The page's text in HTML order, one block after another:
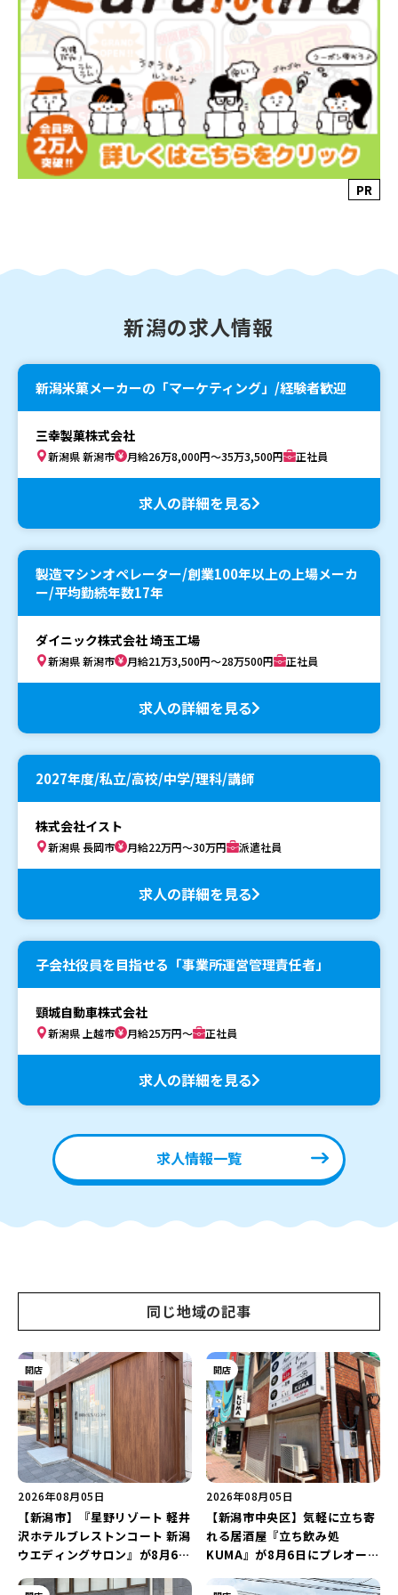
PR
新潟の求人情報
新潟米菓メーカーの「マーケティング」/経験者歓迎
三幸製菓株式会社
新潟県 新潟市 月給26万8,000円～35万3,500円 正社員
求人の詳細を見る
製造マシンオペレーター/創業100年以上の上場メーカ
ー/平均勤続年数17年
ダイニック株式会社 埼玉工場
新潟県 新潟市 月給21万3,500円～28万500円 正社員
求人の詳細を見る
2027年度/私立/高校/中学/理科/講師
株式会社イスト
新潟県 長岡市 月給22万円～30万円 派遣社員
求人の詳細を見る
子会社役員を目指せる「事業所運営管理責任者」
頸城自動車株式会社
新潟県 上越市 月給25万円～ 正社員
求人の詳細を見る
求人情報一覧
同じ地域の記事
開店
2026年08月05日
【新潟市】『星野リゾート 軽井
沢ホテルブレストンコート 新潟
ウエディングサロン』が8月6日
開店
2026年08月05日
【新潟市中央区】気軽に立ち寄
れる居酒屋『立ち飲み処
KUMA』が8月6日にプレオープ